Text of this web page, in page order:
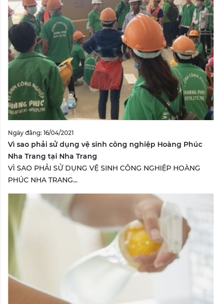
Ngày đăng: 16/04/2021
Vì sao phải sử dụng vệ sinh công nghiệp Hoàng Phúc
Nha Trang tại Nha Trang
VÌ SAO PHẢI SỬ DỤNG VỆ SINH CÔNG NGHIỆP HOÀNG
PHÚC NHA TRANG...